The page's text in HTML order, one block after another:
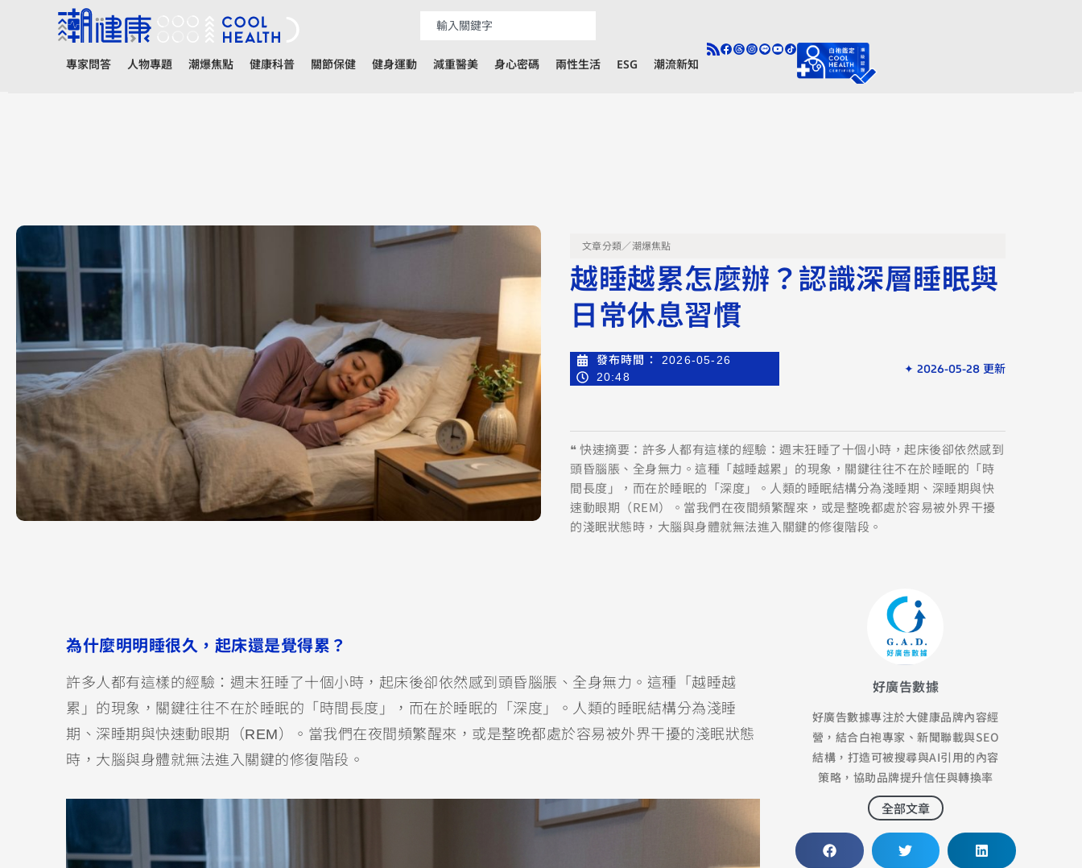
專家問答 人物專題 潮爆焦點 健康科普 關節保健 健身運動 減重醫美 身心密碼 兩性生活 ESG 潮流新知
文章分類／潮爆焦點
越睡越累怎麼辦？認識深層睡眠與
日常休息習慣
發布時間：
2026-05-26
20:48
✦ 2026-05-28 更新
❝ 快速摘要：許多人都有這樣的經驗：週末狂睡了十個小時，起床後卻依然感到
頭昏腦脹、全身無力。這種「越睡越累」的現象，關鍵往往不在於睡眠的「時
間長度」，而在於睡眠的「深度」。人類的睡眠結構分為淺睡期、深睡期與快
速動眼期（REM）。當我們在夜間頻繁醒來，或是整晚都處於容易被外界干擾
的淺眠狀態時，大腦與身體就無法進入關鍵的修復階段。
為什麼明明睡很久，起床還是覺得累？
許多人都有這樣的經驗：週末狂睡了十個小時，起床後卻依然感到頭昏腦脹、全身無力。這種「越睡越
累」的現象，關鍵往往不在於睡眠的「時間長度」，而在於睡眠的「深度」。人類的睡眠結構分為淺睡
期、深睡期與快速動眼期（REM）。當我們在夜間頻繁醒來，或是整晚都處於容易被外界干擾的淺眠狀態
時，大腦與身體就無法進入關鍵的修復階段。
好廣告數據
好廣告數據專注於大健康品牌內容經
營，結合白袍專家、新聞聯載與SEO
結構，打造可被搜尋與AI引用的內容
策略，協助品牌提升信任與轉換率
全部文章